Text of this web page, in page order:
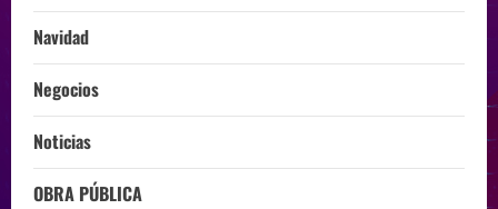
Navidad
Negocios
Noticias
OBRA PÚBLICA